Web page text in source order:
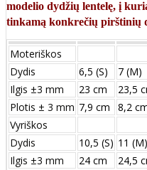
modelio dydžių lentelę, į
tinkamą konkrečių pirštinių
Moteriškos
Dydis
6,5 (S) 7 (M)
Ilgis ±3 mm
23 cm 23,5
Plotis ± 3 mm 7,9 cm 8,2
Vyriškos
Dydis
10,5 (S) 11 (M)
Ilgis ±3 mm
24 сm 24,5